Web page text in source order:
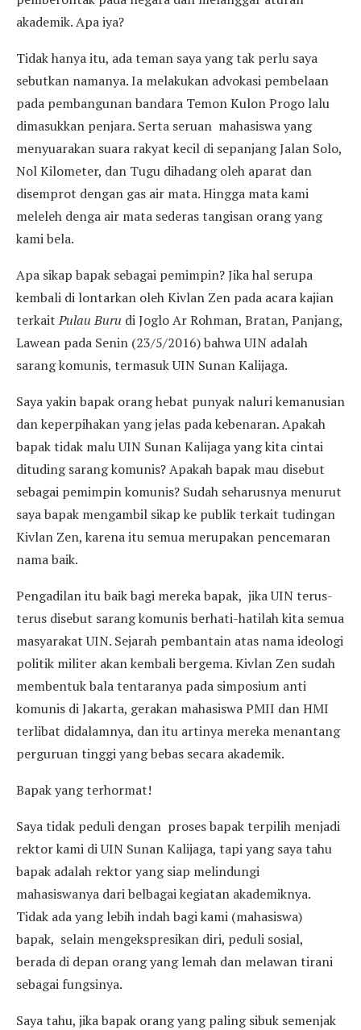
akademik. Apa iya?
Tidak hanya itu, ada teman saya yang tak perlu saya
sebutkan namanya. Ia melakukan advokasi pembelaan
pada pembangunan bandara Temon Kulon Progo lalu
dimasukkan penjara. Serta seruan mahasiswa yang
menyuarakan suara rakyat kecil di sepanjang Jalan Solo,
Nol Kilometer, dan Tugu dihadang oleh aparat dan
disemprot dengan gas air mata. Hingga mata kami
meleleh denga air mata sederas tangisan orang yang
kami bela.
Apa sikap bapak sebagai pemimpin? Jika hal serupa
kembali di lontarkan oleh Kivlan Zen pada acara kajian
terkaitPulau Buru di Joglo Ar Rohman, Bratan, Panjang,
Lawean pada Senin (23/5/2016) bahwa UIN adalah
sarang komunis, termasuk UIN Sunan Kalijaga.
Saya yakin bapak orang hebat punyak naluri kemanusian
dan keperpihakan yang jelas pada kebenaran. Apakah
bapak tidak malu UIN Sunan Kalijaga yang kita cintai
dituding sarang komunis? Apakah bapak mau disebut
sebagai pemimpin komunis? Sudah seharusnya menurut
saya bapak mengambil sikap ke publik terkait tudingan
Kivlan Zen, karena itu semua merupakan pencemaran
nama baik.
Pengadilan itu baik bagi mereka bapak, jika UIN terus-
terus disebut sarang komunis berhati-hatilah kita semua
masyarakat UIN. Sejarah pembantain atas nama ideologi
politik militer akan kembali bergema. Kivlan Zen sudah
membentuk bala tentaranya pada simposium anti
komunis di Jakarta, gerakan mahasiswa PMII dan HMI
terlibat didalamnya, dan itu artinya mereka menantang
perguruan tinggi yang bebas secara akademik.
Bapak yang terhormat!
Saya tidak peduli dengan proses bapak terpilih menjadi
rektor kami di UIN Sunan Kalijaga, tapi yang saya tahu
bapak adalah rektor yang siap melindungi
mahasiswanya dari belbagai kegiatan akademiknya.
Tidak ada yang lebih indah bagi kami (mahasiswa)
bapak, selain mengekspresikan diri, peduli sosial,
berada di depan orang yang lemah dan melawan tirani
sebagai fungsinya.
Saya tahu, jika bapak orang yang paling sibuk semenjak